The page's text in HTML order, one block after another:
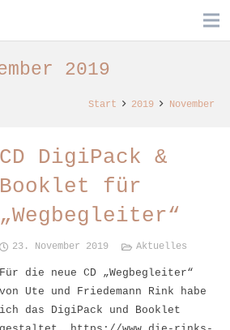
2019
Start 2019 November
CD DigiPack &
Booklet für
„Wegbegleiter“
23. November 2019 Aktuelles
Für die neue CD „Wegbegleiter“
von Ute und Friedemann Rink habe
ich das DigiPack und Booklet